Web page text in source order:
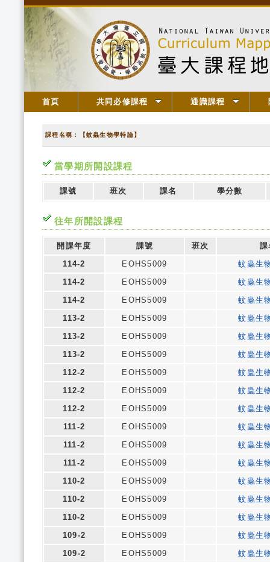
首頁 共同必修課程 通識課程
課程名稱：【蚊蟲生物學特論】
當學期所開設課程
課號 班次 課名 學分數
往年所開設課程
開課年度 課號 班次
課
114-2
EOHS5009
蚊蟲生
114-2
EOHS5009
蚊蟲生
114-2
EOHS5009
蚊蟲生
113-2
EOHS5009
蚊蟲生
113-2
EOHS5009
蚊蟲生
113-2
EOHS5009
蚊蟲生
112-2
EOHS5009
蚊蟲生
112-2
EOHS5009
蚊蟲生
112-2
EOHS5009
蚊蟲生
111-2
EOHS5009
蚊蟲生
111-2
EOHS5009
蚊蟲生
111-2
EOHS5009
蚊蟲生
110-2
EOHS5009
蚊蟲生
110-2
EOHS5009
蚊蟲生
110-2
EOHS5009
蚊蟲生
109-2
EOHS5009
蚊蟲生
109-2
EOHS5009
蚊蟲生